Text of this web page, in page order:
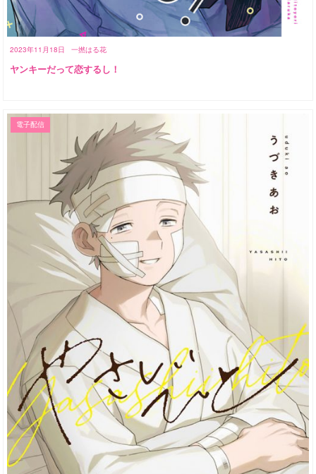
2023年11月18日 一撚はる花
ヤンキーだって恋するし！
電子配信